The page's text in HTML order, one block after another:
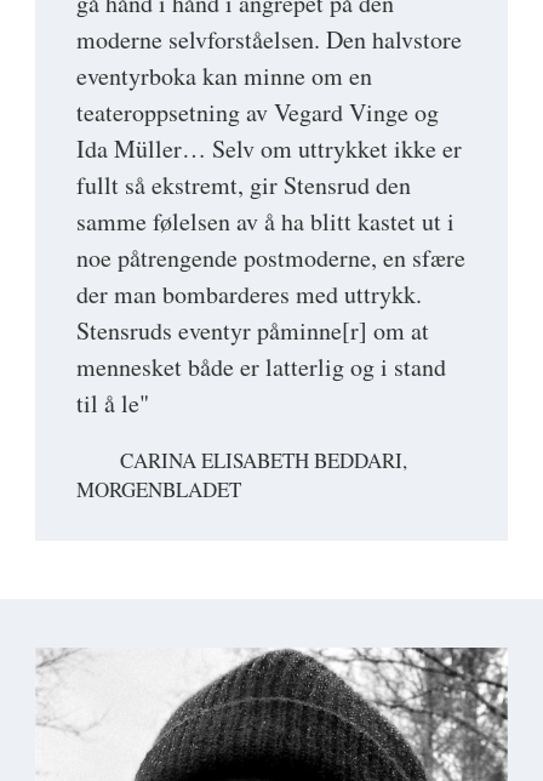
moderne selvforståelsen. Den halvstore
eventyrboka kan minne om en
teateroppsetning av Vegard Vinge og
Ida Müller… Selv om uttrykket ikke er
fullt så ekstremt, gir Stensrud den
samme følelsen av å ha blitt kastet ut i
noe påtrengende postmoderne, en sfære
der man bombarderes med uttrykk.
Stensruds eventyr påminne[r] om at
mennesket både er latterlig og i stand
til å le"
CARINA ELISABETH BEDDARI,
MORGENBLADET